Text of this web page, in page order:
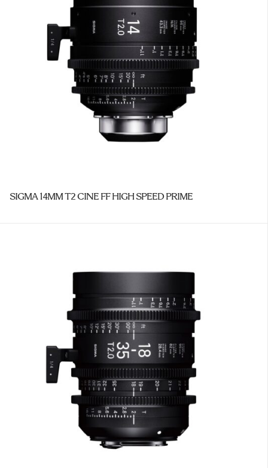
SIGMA 14MM T2 CINE FF HIGH SPEED PRIME